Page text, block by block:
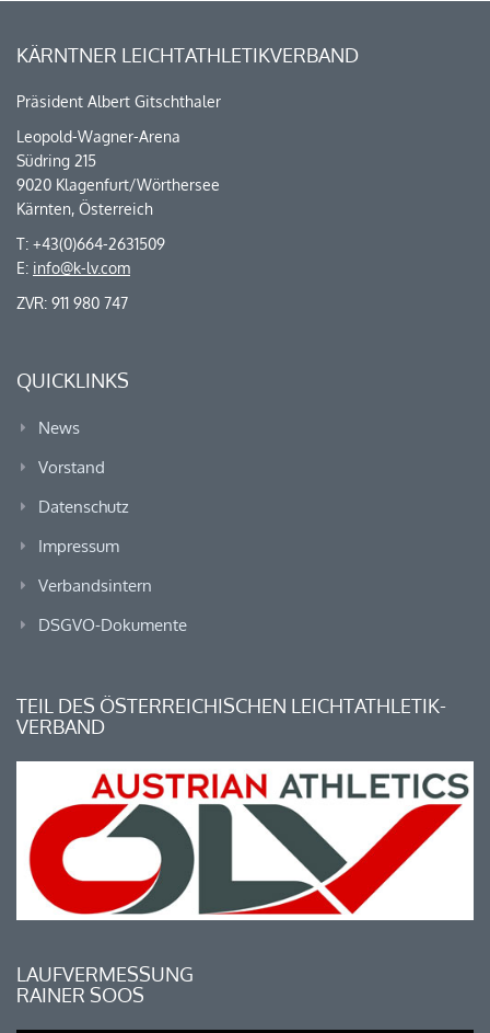
KÄRNTNER LEICHTATHLETIKVERBAND
Präsident Albert Gitschthaler
Leopold-Wagner-Arena
Südring 215
9020 Klagenfurt/Wörthersee
Kärnten, Österreich
T: +43(0)664-2631509
E: info@k-lv.com
ZVR: 911 980 747
QUICKLINKS
News
Vorstand
Datenschutz
Impressum
Verbandsintern
DSGVO-Dokumente
TEIL DES ÖSTERREICHISCHEN LEICHTATHLETIK-
VERBAND
LAUFVERMESSUNG
RAINER SOOS